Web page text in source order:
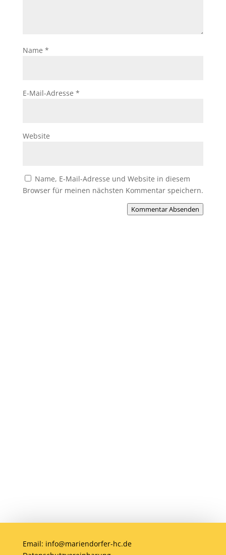
Name *
E-Mail-Adresse *
Website
Name, E-Mail-Adresse und Website in diesem
Browser für meinen nächsten Kommentar speichern.
Kommentar Absenden
Email: info@mariendorfer-hc.de